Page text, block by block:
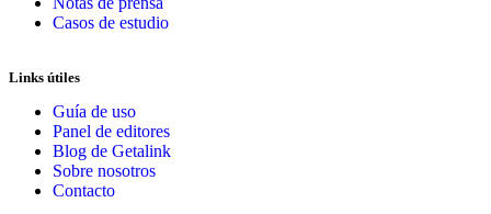
Casos de estudio
Links útiles
Guía de uso
Panel de editores
Blog de Getalink
Sobre nosotros
Contacto